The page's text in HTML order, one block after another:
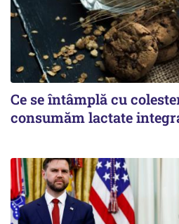
Ce se întâmplă cu
consumăm lactate